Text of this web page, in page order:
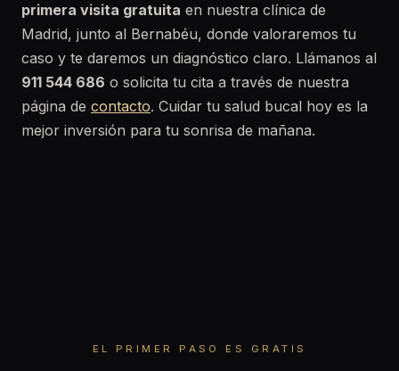
primera visita gratuita en nuestra clínica de
Madrid, junto al Bernabéu, donde valoraremos tu
caso y te daremos un diagnóstico claro. Llámanos al
911 544 686 o solicita tu cita a través de nuestra
página de contacto. Cuidar tu salud bucal hoy es la
mejor inversión para tu sonrisa de mañana.
EL PRIMER PASO ES GRATIS